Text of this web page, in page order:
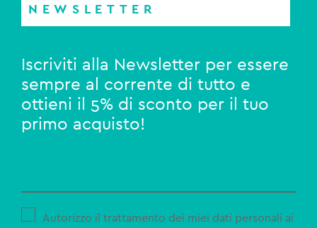
NEWSLETTER
Iscriviti alla Newsletter per essere
sempre al corrente di tutto e
ottieni il 5% di sconto per il tuo
primo acquisto!
Autorizzo il trattamento dei miei dati personali ai